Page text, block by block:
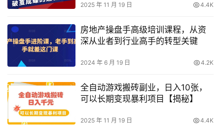
2025 年 11 月 19 日 4.4K
房地产操盘手高级培训课程，从资
深从业者到行业高手的转型关键
2024 年 6 月 19 日 4.2K
全自动游戏搬砖副业，日入10张，
可以长期变现暴利项目【揭秘】
2025 年 11 月 19 日 4.4K